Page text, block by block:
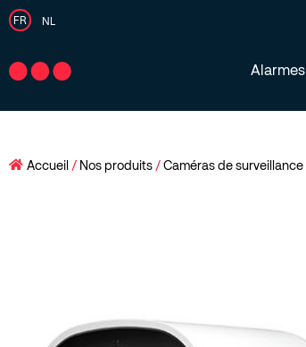
FR NL
Alarmes
Accueil / Nos produits /Caméras de surveillance